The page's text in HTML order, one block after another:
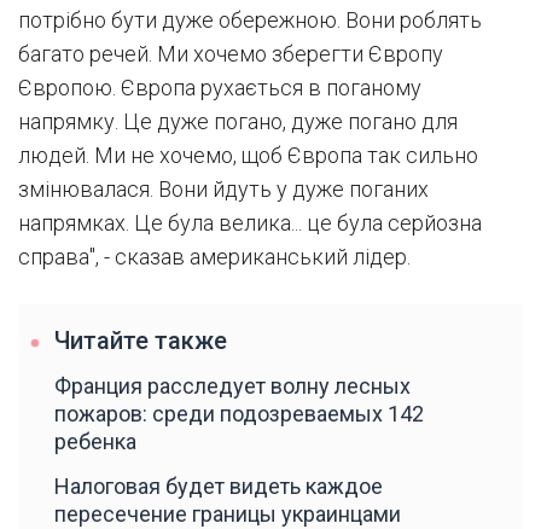
потрібно бути дуже обережною. Вони роблять
багато речей. Ми хочемо зберегти Європу
Європою. Європа рухається в поганому
напрямку. Це дуже погано, дуже погано для
людей. Ми не хочемо, щоб Європа так сильно
змінювалася. Вони йдуть у дуже поганих
напрямках. Це була велика... це була серйозна
справа", - сказав американський лідер.
Читайте также
Франция расследует волну лесных
пожаров: среди подозреваемых 142
ребенка
Налоговая будет видеть каждое
пересечение границы украинцами